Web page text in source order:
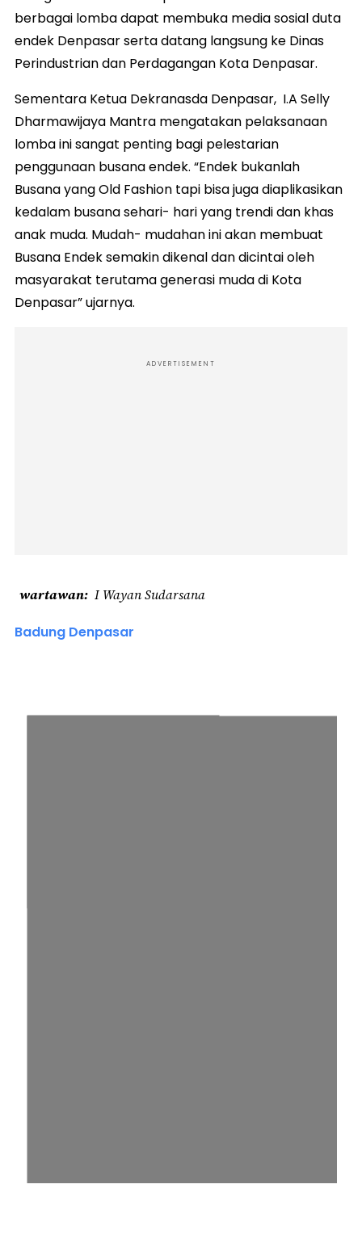
berbagai lomba dapat membuka media sosial duta
endek Denpasar serta datang langsung ke Dinas
Perindustrian dan Perdagangan Kota Denpasar.
Sementara Ketua Dekranasda Denpasar, I.A Selly
Dharmawijaya Mantra mengatakan pelaksanaan
lomba ini sangat penting bagi pelestarian
penggunaan busana endek. “Endek bukanlah
Busana yang Old Fashion tapi bisa juga diaplikasikan
kedalam busana sehari- hari yang trendi dan khas
anak muda. Mudah- mudahan ini akan membuat
Busana Endek semakin dikenal dan dicintai oleh
masyarakat terutama generasi muda di Kota
Denpasar” ujarnya.
ADVERTISEMENT
wartawan I Wayan Sudarsana
Badung Denpasar